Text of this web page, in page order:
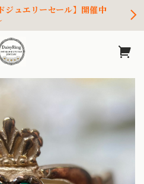
ジュエリーセール】開催中